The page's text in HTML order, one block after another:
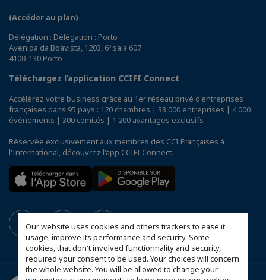
Our website uses cookies and others trackers to ease it
usage, improve its performance and security. Some
cookies, that don't involved functionnality and security,
required your consent to be used. Your choices will concern
the whole website. You will be allowed to change your
(Accéder au plan)
Délégation : Délégation : Porto
Avenida da Boavista, 1203, 6º sala 607
4100-130 Porto
Téléchargez l’application CCIFI Connect
Accélérez votre business grâce au 1er réseau privé d'entreprises
françaises dans 95 pays : 120 chambres | 33 000 entreprises | 4 000
événements | 300 comités | 1 200 avantages exclusifs
Réservée exclusivement aux membres des CCI Françaises à
l'International, découvrez l'app CCIFI Connect.